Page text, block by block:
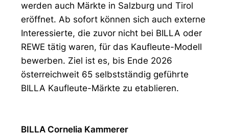
werden auch Märkte in Salzburg und Tirol
eröffnet. Ab sofort können sich auch externe
Interessierte, die zuvor nicht bei BILLA oder
REWE tätig waren, für das Kaufleute-Modell
bewerben. Ziel ist es, bis Ende 2026
österreichweit 65 selbstständig geführte
BILLA Kaufleute-Märkte zu etablieren.
BILLA Cornelia Kammerer